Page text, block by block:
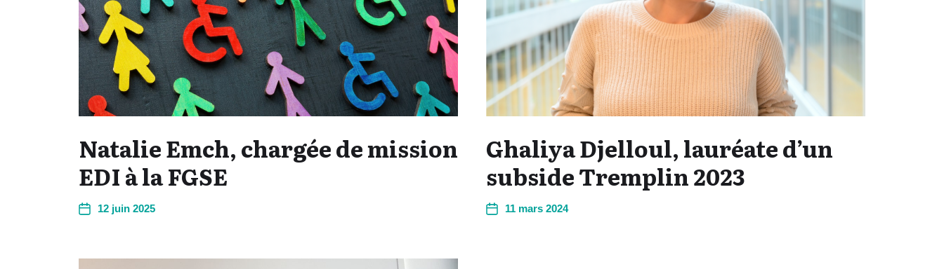
Natalie Emch, chargée de mission
EDI à la FGSE
12 juin 2025
Ghaliya Djelloul, lauréate d’un
subside Tremplin 2023
11 mars 2024